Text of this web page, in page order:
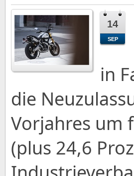
14
SEP
in
die
Vorjahres um
(plus 24,6